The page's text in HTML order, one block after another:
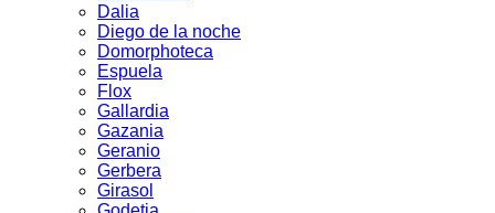
Dalia
Diego de la noche
Domorphoteca
Espuela
Flox
Gallardia
Gazania
Geranio
Gerbera
Girasol